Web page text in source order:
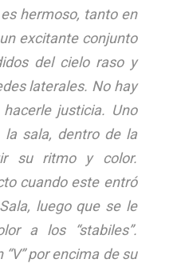
hermoso, tanto en
excitante conjunto
del cielo raso y
laterales. No hay
justicia. Uno
sala, dentro de la
su ritmo y color.
cuando este entró
luego que se le
a los “stabiles”.
por encima de su